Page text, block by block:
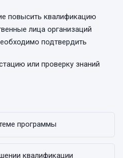
повысить квалификацию
лица организаций
подтвердить
или проверку знаний
программы
квалификации